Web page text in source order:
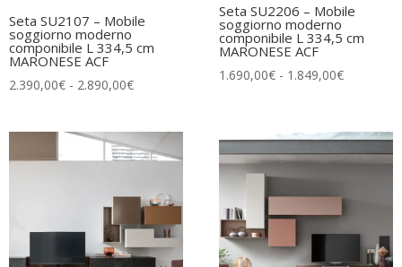
Seta SU2107 – Mobile
soggiorno moderno
componibile L 334,5 cm
MARONESE ACF
2.390,00€ - 2.890,00€Fascia
da
2.390,00€
2.890,00€
Seta SU2206 – Mobile
soggiorno moderno
componibile L 334,5 cm
MARONESE ACF
1.690,00€ - 1.849,00€Fascia
da
1.690,00€
1.849,00€